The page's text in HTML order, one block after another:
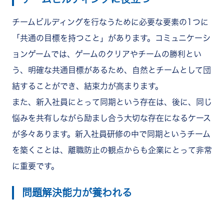
チームビルディングを行なうために必要な要素の1つに
「共通の目標を持つこと」があります。コミュニケーシ
ョンゲームでは、ゲームのクリアやチームの勝利とい
う、明確な共通目標があるため、自然とチームとして団
結することができ、結束力が高まります。
また、新入社員にとって同期という存在は、後に、同じ
悩みを共有しながら励まし合う大切な存在になるケース
が多々あります。新入社員研修の中で同期というチーム
を築くことは、離職防止の観点からも企業にとって非常
に重要です。
問題解決能力が養われる